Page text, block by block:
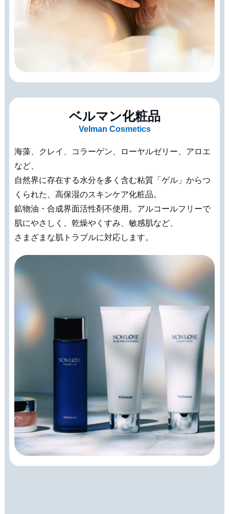
ベルマン化粧品
Velman Cosmetics
海藻、クレイ、コラーゲン、ローヤルゼリー、アロエ
など、
自然界に存在する水分を多く含む粘質「ゲル」からつ
くられた、高保湿のスキンケア化粧品。
鉱物油・合成界面活性剤不使用。アルコールフリーで
肌にやさしく、乾燥やくすみ、敏感肌など、
さまざまな肌トラブルに対応します。